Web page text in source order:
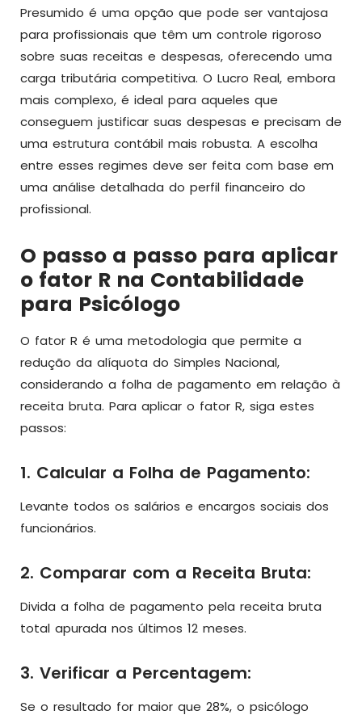
Presumido é uma opção que pode ser vantajosa
para profissionais que têm um controle rigoroso
sobre suas receitas e despesas, oferecendo uma
carga tributária competitiva. O Lucro Real, embora
mais complexo, é ideal para aqueles que
conseguem justificar suas despesas e precisam de
uma estrutura contábil mais robusta. A escolha
entre esses regimes deve ser feita com base em
uma análise detalhada do perfil financeiro do
profissional.
O passo a passo para aplicar
o fator R na Contabilidade
para Psicólogo
O fator R é uma metodologia que permite a
redução da alíquota do Simples Nacional,
considerando a folha de pagamento em relação à
receita bruta. Para aplicar o fator R, siga estes
passos:
1. Calcular a Folha de Pagamento:
Levante todos os salários e encargos sociais dos
funcionários.
2. Comparar com a Receita Bruta:
Divida a folha de pagamento pela receita bruta
total apurada nos últimos 12 meses.
3. Verificar a Percentagem:
Se o resultado for maior que 28%, o psicólogo